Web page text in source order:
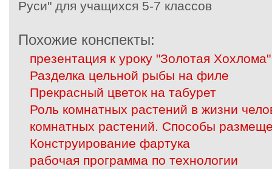
Руси" для учащихся 5-7 классов
Похожие конспекты:
презентация к уроку "Золотая Хохлома"
Разделка цельной рыбы на филе
Прекрасный цветок на табурет
Роль комнатных растений в жизни
комнатных растений. Способы
Конструирование фартука
рабочая программа по технологии